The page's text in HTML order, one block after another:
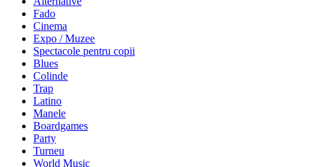
Fado
Cinema
Expo / Muzee
Spectacole pentru copii
Blues
Colinde
Trap
Latino
Manele
Boardgames
Party
Turneu
World Music